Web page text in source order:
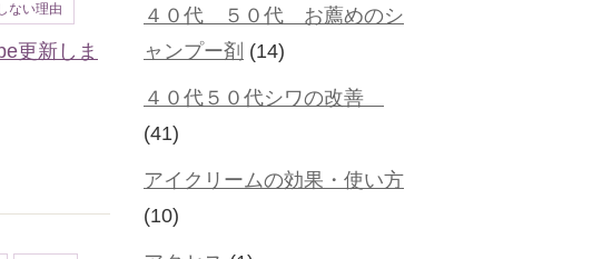
ない理由
更新しま
４０代 ５０代 お薦めのシ
ャンプー剤 (14)
４０代５０代シワの改善
(41)
アイクリームの効果・使い方
(10)